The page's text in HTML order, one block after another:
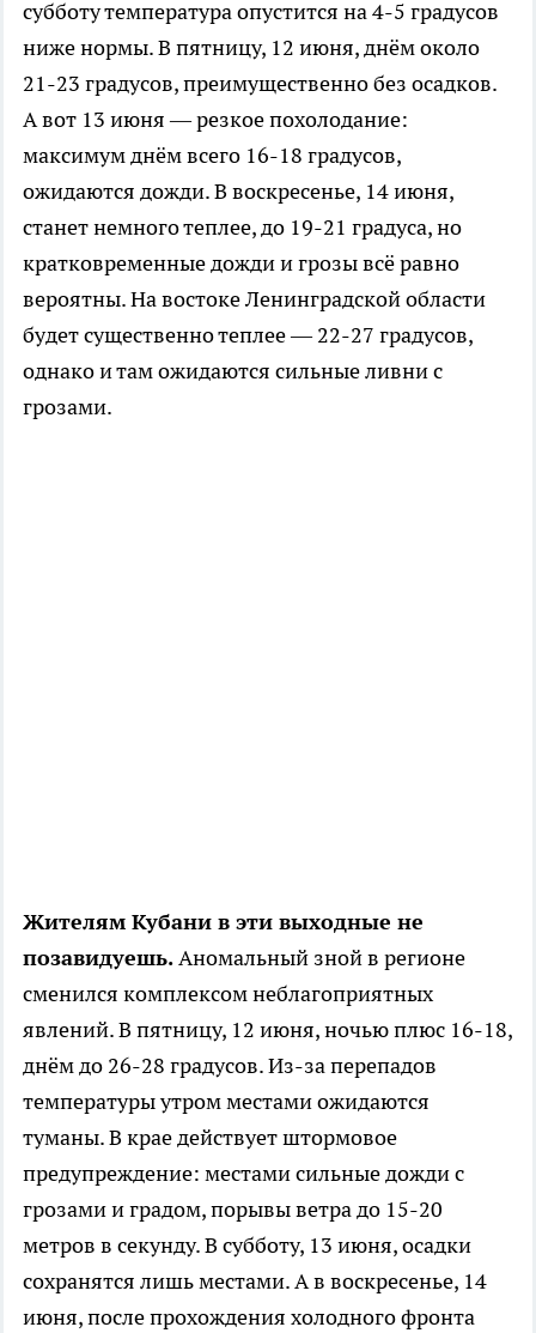
субботу температура опустится на 4-5 градусов
ниже нормы. В пятницу, 12 июня, днём около
21-23 градусов, преимущественно без осадков.
А вот 13 июня — резкое похолодание:
максимум днём всего 16-18 градусов,
ожидаются дожди. В воскресенье, 14 июня,
станет немного теплее, до 19-21 градуса, но
кратковременные дожди и грозы всё равно
вероятны. На востоке Ленинградской области
будет существенно теплее — 22-27 градусов,
однако и там ожидаются сильные ливни с
грозами.
Жителям Кубани в эти выходные не
позавидуешь.Аномальный зной в регионе
сменился комплексом неблагоприятных
явлений. В пятницу, 12 июня, ночью плюс 16-18,
днём до 26-28 градусов. Из-за перепадов
температуры утром местами ожидаются
туманы. В крае действует штормовое
предупреждение: местами сильные дожди с
грозами и градом, порывы ветра до 15-20
метров в секунду. В субботу, 13 июня, осадки
сохранятся лишь местами. А в воскресенье, 14
июня, после прохождения холодного фронта